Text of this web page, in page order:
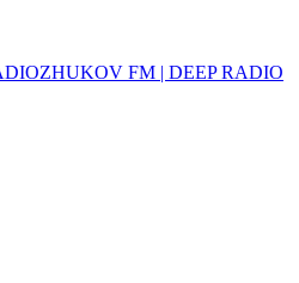
ZHUKOV FM | DEEP RADIO